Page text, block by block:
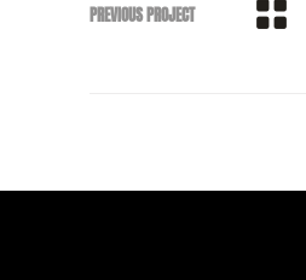
PREVIOUS PROJECT